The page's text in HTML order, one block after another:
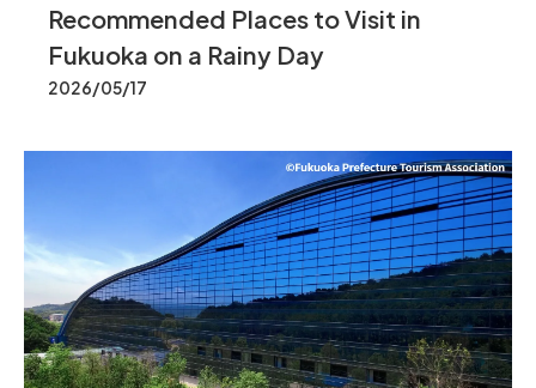
Recommended Places to Visit in
Fukuoka on a Rainy Day
2026/05/17